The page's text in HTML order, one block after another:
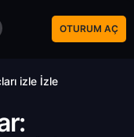
OTURUM AÇ
izle İzle